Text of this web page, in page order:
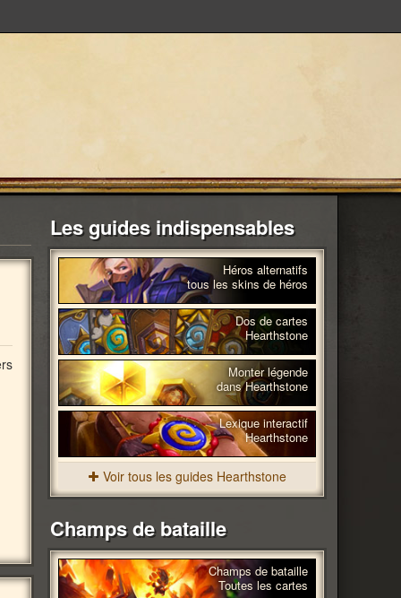
Les guides indispensables
Héros alternatifs
tous les skins de héros
Dos de cartes
Hearthstone
Monter légende
dans Hearthstone
Lexique interactif
Hearthstone
Voir tous les guides Hearthstone
Champs de bataille
Champs de bataille
Toutes les cartes